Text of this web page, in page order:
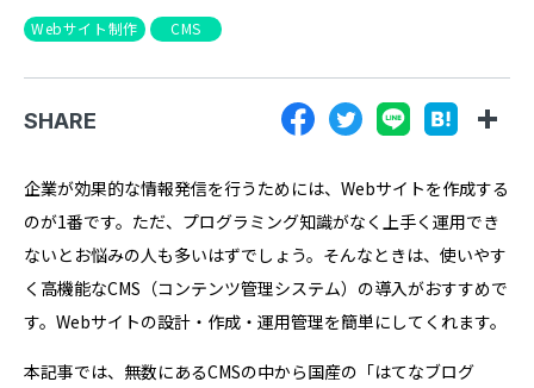
利用規約
運営会社
Webサイト制作 CMS
SHARE
​企業が効果的な情報発信を行うためには、Webサイトを作成する
のが1番です。ただ、プログラミング知識がなく上手く運用でき
ないとお悩みの人も多いはずでしょう。そんなときは、使いやす
く高機能なCMS（コンテンツ管理システム）の導入がおすすめで
す。Webサイトの設計・作成・運用管理を簡単にしてくれます。​
本記事では、無数にあるCMSの中から国産の「はてなブログ